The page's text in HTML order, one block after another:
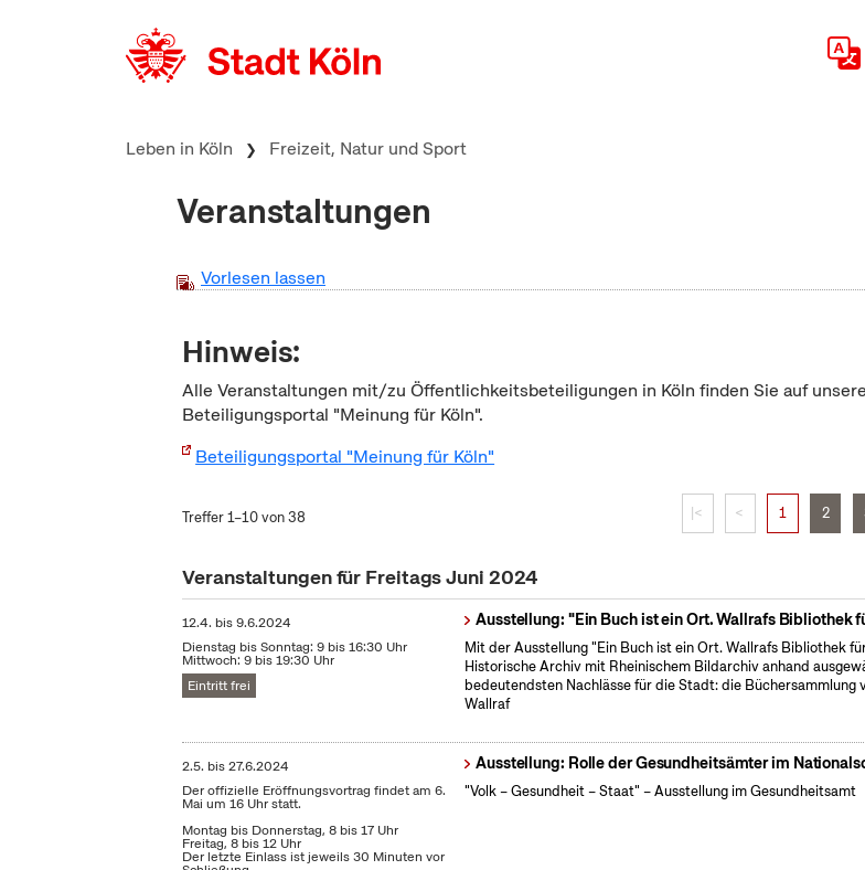
Leben in Köln Freizeit, Natur und Sport
Veranstaltungen
Vorlesen lassen
Hinweis:
Alle Veranstaltungen mit/zu Öffentlichkeitsbeteiligungen in Köln finden Sie auf
Beteiligungsportal "Meinung für Köln".
Beteiligungsportal "Meinung für Köln"
Treffer 1–10 von 38 |< < 1 2
Veranstaltungen für Freitags Juni 2024
12.4. bis9.6.2024
Dienstag bis Sonntag: 9 bis 16:30 Uhr
Mittwoch: 9 bis 19:30 Uhr
Eintritt frei
Ausstellung: "Ein Buch ist ein Ort. Wallrafs Bibliothek
Mit der Ausstellung "Ein Buch ist ein Ort. Wallrafs Bibliothek
Historische Archiv mit Rheinischem Bildarchiv anhand
bedeutendsten Nachlässe für die Stadt: die Büchersammlung
Wallraf
2.5. bis27.6.2024
Der offizielle Eröffnungsvortrag findet am 6.
Mai um 16 Uhr statt.
Montag bis Donnerstag, 8 bis 17 Uhr
Freitag, 8 bis 12 Uhr
Der letzte Einlass ist jeweils 30 Minuten vor
Ausstellung: Rolle der Gesundheitsämter im
"Volk – Gesundheit – Staat" – Ausstellung im Gesundheitsamt